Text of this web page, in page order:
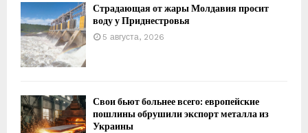
Страдающая от жары Молдавия просит
воду у Приднестровья
5 августа, 2026
Свои бьют больнее всего: европейские
пошлины обрушили экспорт металла из
Украины